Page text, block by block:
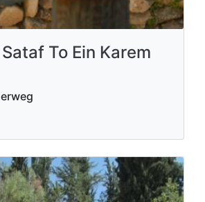
To Ein Karem